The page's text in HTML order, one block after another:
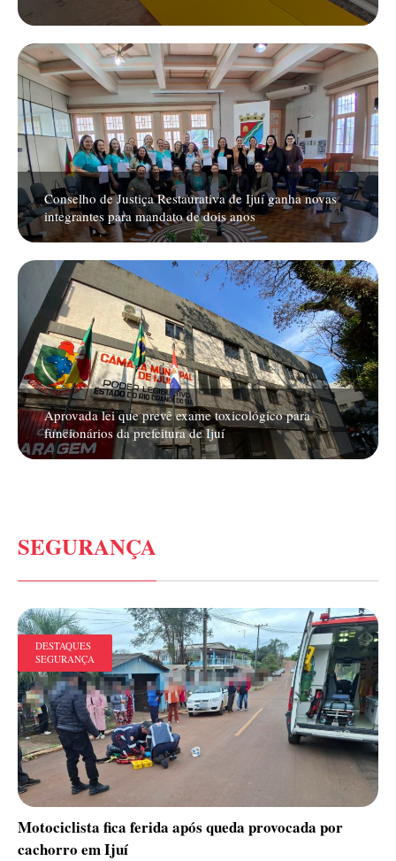
Conselho de Justiça Restaurativa de Ijuí ganha novas
integrantes para mandato de dois anos
Aprovada lei que prevê exame toxicológico para
funcionários da prefeitura de Ijuí
SEGURANÇA
DESTAQUES
SEGURANÇA
Motociclista fica ferida após queda provocada por
cachorro em Ijuí